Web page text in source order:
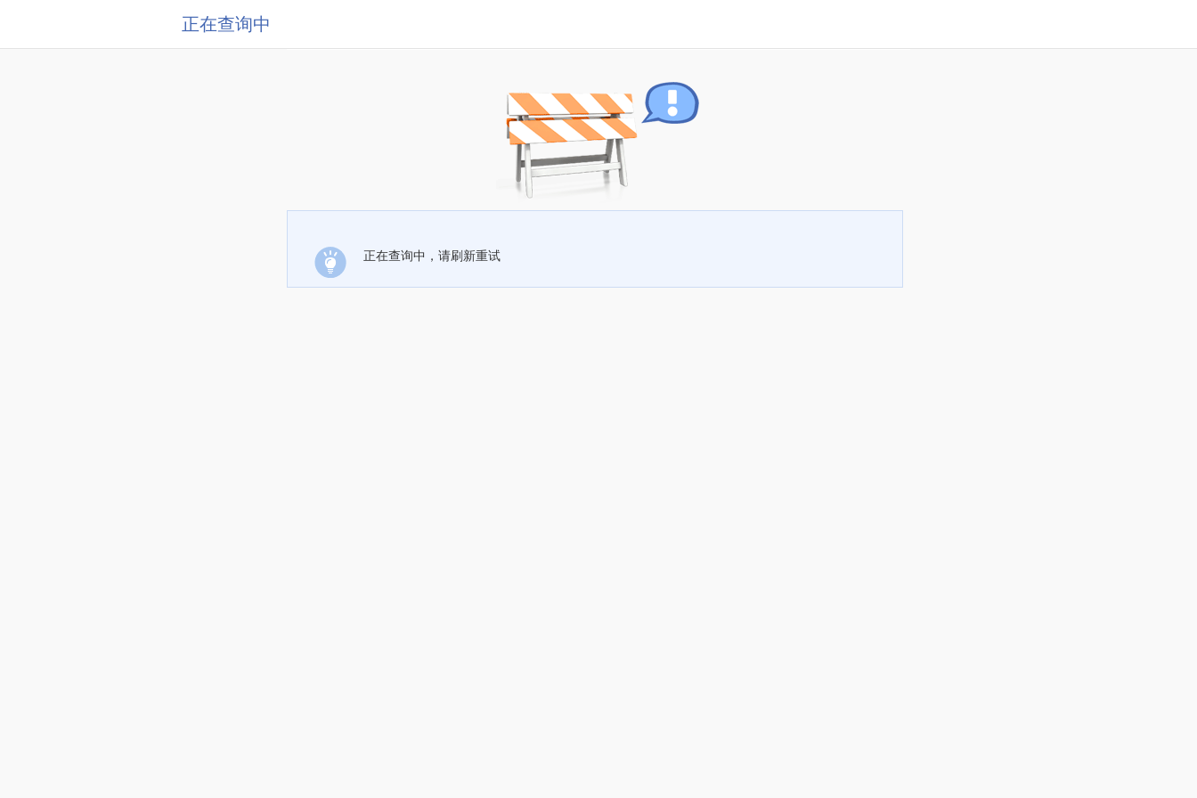
正在查询中
正在查询中，请刷新重试